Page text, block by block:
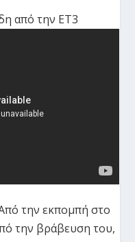
από την ΕΤ3
την εκπομπή στο
την βράβευση του,